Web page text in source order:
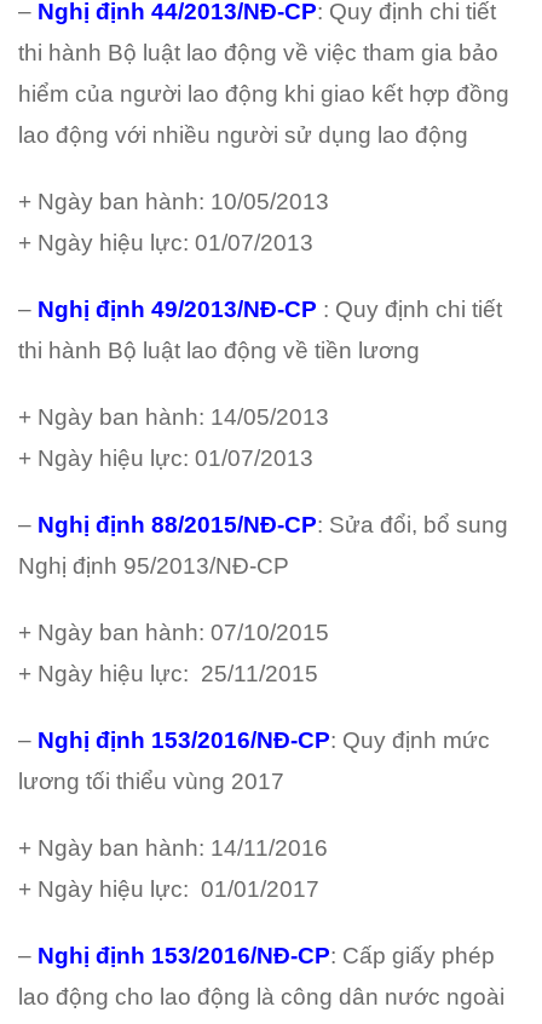
– Nghị định 44/2013/NĐ-CP: Quy định chi tiết
thi hành Bộ luật lao động về việc tham gia bảo
hiểm của người lao động khi giao kết hợp đồng
lao động với nhiều người sử dụng lao động
+ Ngày ban hành: 10/05/2013
+ Ngày hiệu lực: 01/07/2013
– Nghị định 49/2013/NĐ-CP : Quy định chi tiết
thi hành Bộ luật lao động về tiền lương
+ Ngày ban hành: 14/05/2013
+ Ngày hiệu lực: 01/07/2013
– Nghị định 88/2015/NĐ-CP: Sửa đổi, bổ sung
Nghị định 95/2013/NĐ-CP
+ Ngày ban hành: 07/10/2015
+ Ngày hiệu lực: 25/11/2015
– Nghị định 153/2016/NĐ-CP: Quy định mức
lương tối thiểu vùng 2017
+ Ngày ban hành: 14/11/2016
+ Ngày hiệu lực: 01/01/2017
– Nghị định 153/2016/NĐ-CP: Cấp giấy phép
lao động cho lao động là công dân nước ngoài